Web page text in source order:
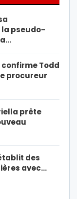
la pseudo-
Todd
procureur
prête
des
avec…